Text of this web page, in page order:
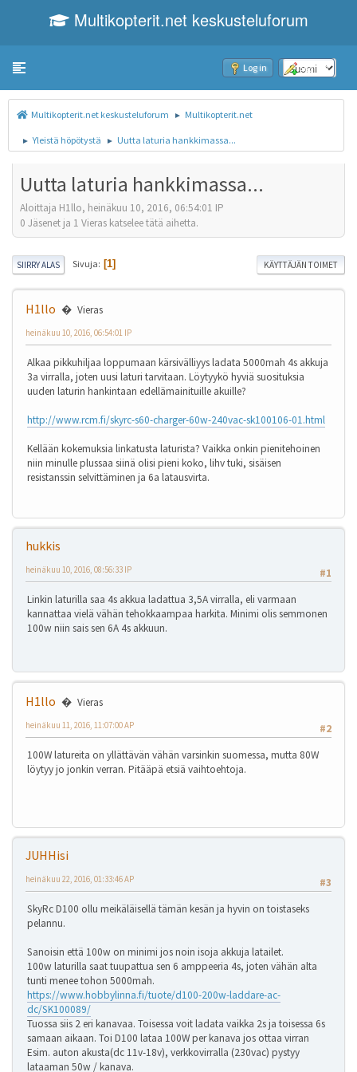
Multikopterit.net keskusteluforum
Toggle navigation Log in Sign up
Multikopterit.net keskusteluforum ► Multikopterit.net
► Yleistä höpötystä ► Uutta laturia hankkimassa...
Uutta laturia hankkimassa...
Aloittaja H1llo, heinäkuu 10, 2016, 06:54:01 IP
0 Jäsenet ja 1 Vieras katselee tätä aihetta.
SIIRRY ALAS Sivuja 1 KÄYTTÄJÄN TOIMET
H1llo Vieras
heinäkuu 10, 2016, 06:54:01 IP
Alkaa pikkuhiljaa loppumaan kärsivälliyys ladata 5000mah 4s akkuja
3a virralla, joten uusi laturi tarvitaan. Löytyykö hyviä suosituksia
uuden laturin hankintaan edellämainituille akuille?
http://www.rcm.fi/skyrc-s60-charger-60w-240vac-sk100106-01.html
Kellään kokemuksia linkatusta laturista? Vaikka onkin pienitehoinen
niin minulle plussaa siinä olisi pieni koko, lihv tuki, sisäisen
resistanssin selvittäminen ja 6a latausvirta.
hukkis
#1
heinäkuu 10, 2016, 08:56:33 IP
Linkin laturilla saa 4s akkua ladattua 3,5A virralla, eli varmaan
kannattaa vielä vähän tehokkaampaa harkita. Minimi olis semmonen
100w niin sais sen 6A 4s akkuun.
H1llo
Vieras
#2
heinäkuu 11, 2016, 11:07:00 AP
100W latureita on yllättävän vähän varsinkin suomessa, mutta 80W
löytyy jo jonkin verran. Pitääpä etsiä vaihtoehtoja.
JUHHisi
#3
heinäkuu 22, 2016, 01:33:46 AP
SkyRc D100 ollu meikäläisellä tämän kesän ja hyvin on toistaseks
pelannu.
Sanoisin että 100w on minimi jos noin isoja akkuja latailet.
100w laturilla saat tuupattua sen 6 amppeeria 4s, joten vähän alta
tunti menee tohon 5000mah.
https://www.hobbylinna.fi/tuote/d100-200w-laddare-ac-
dc/SK100089/
Tuossa siis 2 eri kanavaa. Toisessa voit ladata vaikka 2s ja toisessa 6s
samaan aikaan. Toi D100 lataa 100W per kanava jos ottaa virran
Esim. auton akusta(dc 11v-18v), verkkovirralla (230vac) pystyy
lataaman 50w / kanava.